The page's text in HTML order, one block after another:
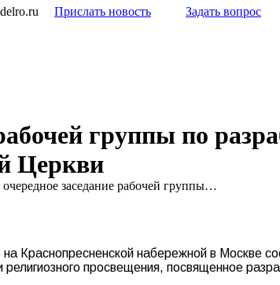
Прислать новость Задать вопрос
группы по
Церкви
очередное заседание рабочей группы…
Краснопресненской набережной в Москве
просвещения, посвященное